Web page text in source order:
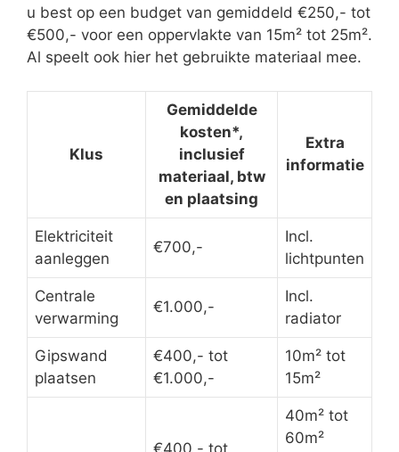
u best op een budget van gemiddeld €250,- tot
€500,- voor een oppervlakte van 15m² tot 25m².
Al speelt ook hier het gebruikte materiaal mee.
Klus
Gemiddelde
kosten*,
inclusief
materiaal, btw
en plaatsing
Extra
informatie
Elektriciteit
aanleggen
€700,-
Incl.
lichtpunten
Centrale
verwarming
€1.000,-
Incl.
radiator
Gipswand
plaatsen
€400,- tot
€1.000,-
10m² tot
15m²
40m² tot
60m²